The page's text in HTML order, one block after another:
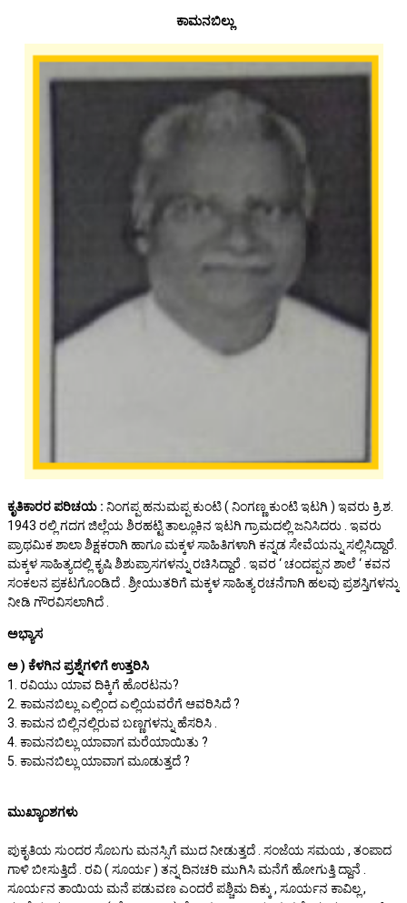
ಕಾಮನಬಿಲ್ಲು
ಕೃತಿಕಾರರ ಪರಿಚಯ : ನಿಂಗಪ್ಪ ಹನುಮಪ್ಪ ಕುಂಟಿ ( ನಿಂಗಣ್ಣ ಕುಂಟಿ ಇಟಗಿ ) ಇವರು ಕ್ರಿ.ಶ.
1943 ರಲ್ಲಿ ಗದಗ ಜಿಲ್ಲೆಯ ಶಿರಹಟ್ಟಿ ತಾಲ್ಲೂಕಿನ ಇಟಗಿ ಗ್ರಾಮದಲ್ಲಿ ಜನಿಸಿದರು . ಇವರು
ಪ್ರಾಥಮಿಕ ಶಾಲಾ ಶಿಕ್ಷಕರಾಗಿ ಹಾಗೂ ಮಕ್ಕಳ ಸಾಹಿತಿಗಳಾಗಿ ಕನ್ನಡ ಸೇವೆಯನ್ನು ಸಲ್ಲಿಸಿದ್ದಾರೆ.
ಮಕ್ಕಳ ಸಾಹಿತ್ಯದಲ್ಲಿ ಕೃಷಿ ಶಿಶುಪ್ರಾಸಗಳನ್ನು ರಚಿಸಿದ್ದಾರೆ . ಇವರ ‘ ಚಂದಪ್ಪನ ಶಾಲೆ ‘ ಕವನ
ಸಂಕಲನ ಪ್ರಕಟಗೊಂಡಿದೆ . ಶ್ರೀಯುತರಿಗೆ ಮಕ್ಕಳ ಸಾಹಿತ್ಯ ರಚನೆಗಾಗಿ ಹಲವು ಪ್ರಶಸ್ತಿಗಳನ್ನು
ನೀಡಿ ಗೌರವಿಸಲಾಗಿದೆ .
ಅಭ್ಯಾಸ
ಅ ) ಕೆಳಗಿನ ಪ್ರಶ್ನೆಗಳಿಗೆ ಉತ್ತರಿಸಿ
1. ರವಿಯು ಯಾವ ದಿಕ್ಕಿಗೆ ಹೊರಟನು?
2. ಕಾಮನಬಿಲ್ಲು ಎಲ್ಲಿಂದ ಎಲ್ಲಿಯವರೆಗೆ ಆವರಿಸಿದೆ ?
3. ಕಾಮನ ಬಿಲ್ಲಿನಲ್ಲಿರುವ ಬಣ್ಣಗಳನ್ನು ಹೆಸರಿಸಿ .
4. ಕಾಮನಬಿಲ್ಲು ಯಾವಾಗ ಮರೆಯಾಯಿತು ?
5. ಕಾಮನಬಿಲ್ಲು ಯಾವಾಗ ಮೂಡುತ್ತದೆ ?
ಮುಖ್ಯಾಂಶಗಳು
ಪುಕೃತಿಯ ಸುಂದರ ಸೊಬಗು ಮನಸ್ಸಿಗೆ ಮುದ ನೀಡುತ್ತದೆ . ಸಂಜೆಯ ಸಮಯ , ತಂಪಾದ
ಗಾಳಿ ಬೀಸುತ್ತಿದೆ . ರವಿ ( ಸೂರ್ಯ ) ತನ್ನ ದಿನಚರಿ ಮುಗಿಸಿ ಮನೆಗೆ ಹೋಗುತ್ತಿ ದ್ದಾನೆ .
ಸೂರ್ಯನ ತಾಯಿಯ ಮನೆ ಪಡುವಣ ಎಂದರೆ ಪಶ್ಚಿಮ ದಿಕ್ಕು , ಸೂರ್ಯನ ಕಾವಿಲ್ಲ ,